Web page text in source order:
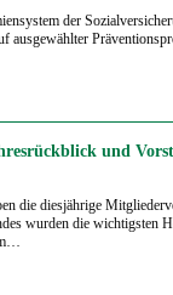
der
ausgewählter
und
die diesjährige
wurden die wichtigsten